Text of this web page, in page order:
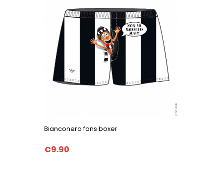
Bianconero fans boxer
€9.90